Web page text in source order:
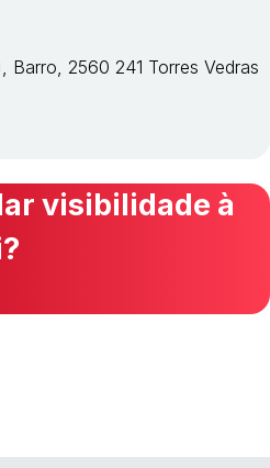
Barro, 2560 241 Torres Vedras
visibilidade à